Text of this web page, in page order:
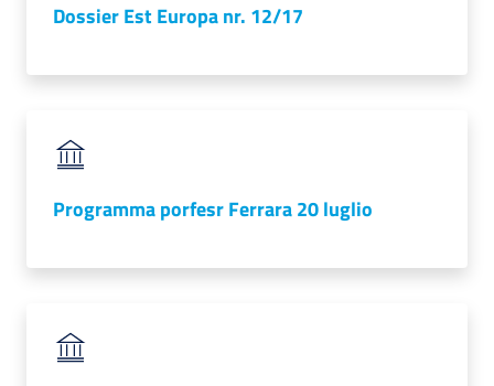
Dossier Est Europa nr. 12/17
Programma porfesr Ferrara 20 luglio